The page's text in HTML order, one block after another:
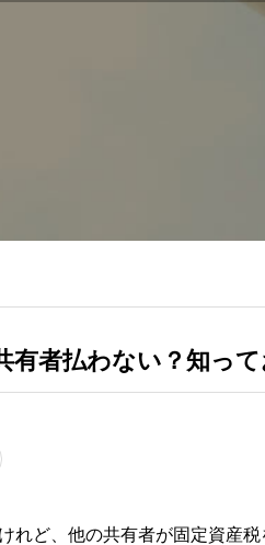
有者払わない？知っ
れど、他の共有者が固定資産